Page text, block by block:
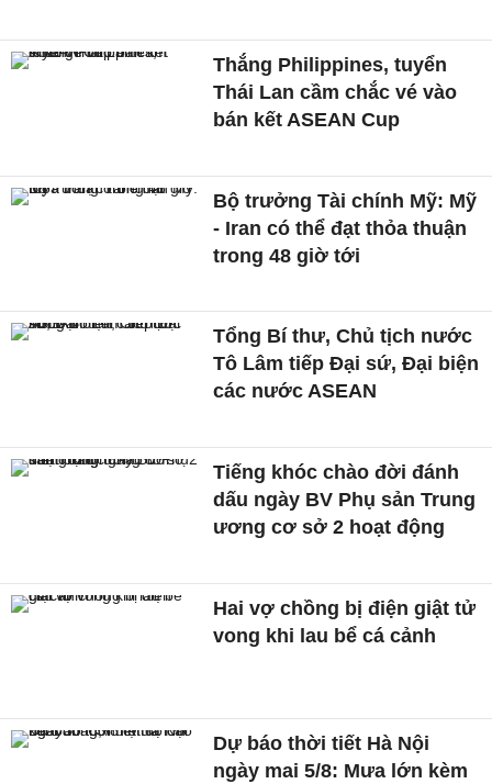
Thắng Philippines, tuyển
Thái Lan cầm chắc vé vào
bán kết ASEAN Cup
Bộ trưởng Tài chính Mỹ: Mỹ
- Iran có thể đạt thỏa thuận
trong 48 giờ tới
Tổng Bí thư, Chủ tịch nước
Tô Lâm tiếp Đại sứ, Đại biện
các nước ASEAN
Tiếng khóc chào đời đánh
dấu ngày BV Phụ sản Trung
ương cơ sở 2 hoạt động
Hai vợ chồng bị điện giật tử
vong khi lau bể cá cảnh
Dự báo thời tiết Hà Nội
ngày mai 5/8: Mưa lớn kèm